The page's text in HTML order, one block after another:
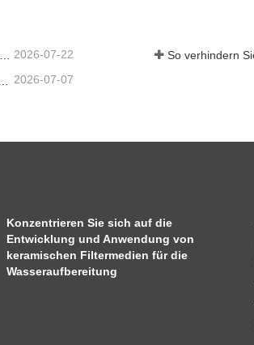
Magnesium-Remineralisierungsfiltermedium für RO-Wassersysteme 2026-07-22
2026-07-07
Konzentrieren Sie sich auf die
Entwicklung und Anwendung von
keramischen Filtermedien für die
Wasseraufbereitung